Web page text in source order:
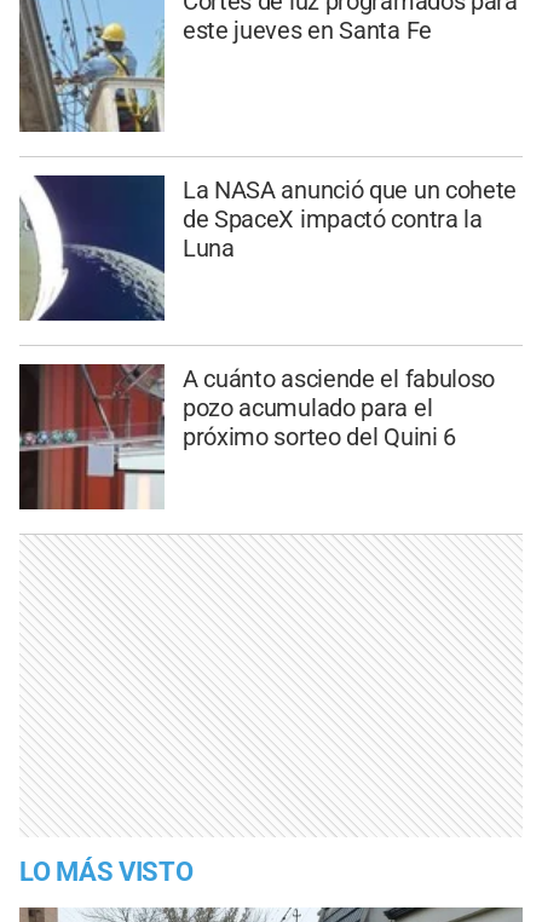
este jueves en Santa Fe
La NASA anunció que un cohete
de SpaceX impactó contra la
Luna
A cuánto asciende el fabuloso
pozo acumulado para el
próximo sorteo del Quini 6
LO MÁS VISTO